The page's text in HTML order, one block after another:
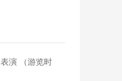
演 （游览时